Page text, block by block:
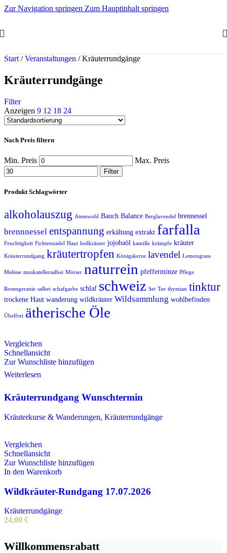
Zur Navigation springen Zum Hauptinhalt springen
Start / Veranstaltungen / Kräuterrundgänge
Kräuterrundgänge
Filter
Anzeigen 9 12 18 24
Nach Preis filtern
Min. Preis Max. Preis
Filter
Produkt Schlagwörter
alkoholauszug Atemwohl Bauch Balance Berglavendel brennessel
brennnessel entspannung erkältung extrakt farfalla
Feuchtigkeit Fichtennadel Haut heilkräuter jojobaöl kamille krämpfe kräuter
Kräuterrundgang kräutertropfen Königskerze lavendel Lemongrass
Melisse muskatellersalbei Mörser naturrein pfefferminze Pflege
Rosengeranie salbei schafgarbe schlaf schweiz Set Tee thymian tinktur
trockene Haut wanderung wildkräuter Wildsammlung wohlbefinden
Übelfrei ätherische Öle
Vergleichen
Schnellansicht
Zur Wunschliste hinzufügen
Weiterlesen
Kräuterrundgang Wunschtermin
Kräuterkurse & Wanderungen, Kräuterrundgänge
Vergleichen
Schnellansicht
Zur Wunschliste hinzufügen
In den Warenkorb
Wildkräuter-Rundgang 17.07.2026
Kräuterrundgänge
24,00 €
Willkommensrabatt